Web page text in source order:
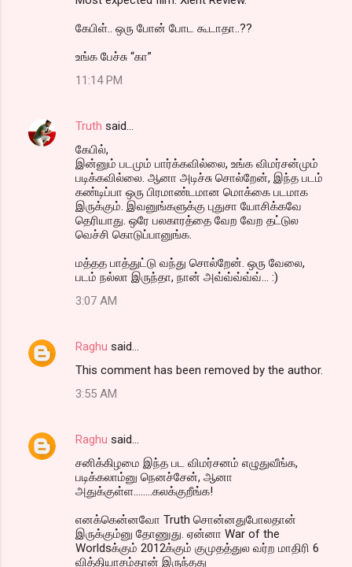
கேபிள்.. ஒரு போன் போட கூடாதா..??
உங்க பேச்சு “கா”
11:14 PM
Truth said…
கேபில்,
இன்னும் படமும் பார்க்கவில்லை, உங்க விமர்சன்மும்
படிக்கவில்லை. ஆனா அடிச்சு சொல்றேன், இந்த படம்
கண்டிப்பா ஒரு பிரமாண்டமான மொக்கை படமாக
இருக்கும். இவனுங்களுக்கு புதுசா யோசிக்கவே
தெரியாது. ஒரே பலகாரத்தை வேற வேற தட்டுல
வெச்சி கொடுப்பானுங்க.
மத்தத பாத்துட்டு வந்து சொல்றேன். ஒரு வேலை,
படம் நல்லா இருந்தா, நான் அவ்வ்வ்வ்வ்... :)
3:07 AM
Raghu said…
This comment has been removed by the author.
3:55 AM
Raghu said…
ச‌னிக்கிழ‌மை இந்த‌ ப‌ட‌ விம‌ர்ச‌ன‌ம் எழுதுவீங்க‌,
ப‌டிக்க‌லாம்னு நென‌ச்சேன், ஆனா
அதுக்குள்ள‌........க‌ல‌க்குறீங்க‌‌!
என‌க்கென்ன‌வோ Truth சொன்ன‌துபோல‌தான்
இருக்கும்னு தோணுது. ஏன்னா War of the
Worldsக்கும் 2012க்கும் குமுத‌த்துல‌ வ‌ர்ற‌ மாதிரி 6
வித்தியாச‌ம்தான் இருந்த‌து